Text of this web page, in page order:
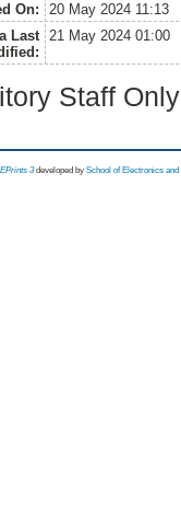
On:
20 May 2024 11:13
Last
21 May 2024 01:00
Staff
EPrints 3 developed by School of Electronics